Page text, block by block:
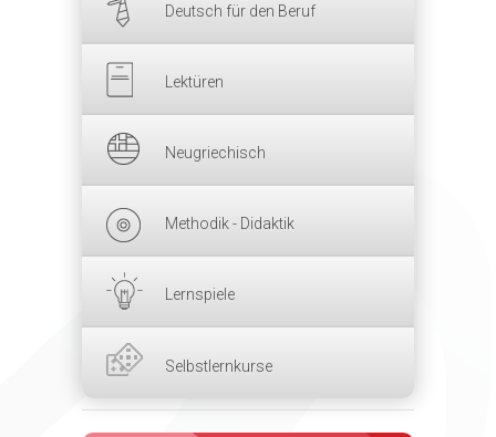
Deutsch für den Beruf
Lektüren
Neugriechisch
Methodik - Didaktik
Lernspiele
Selbstlernkurse